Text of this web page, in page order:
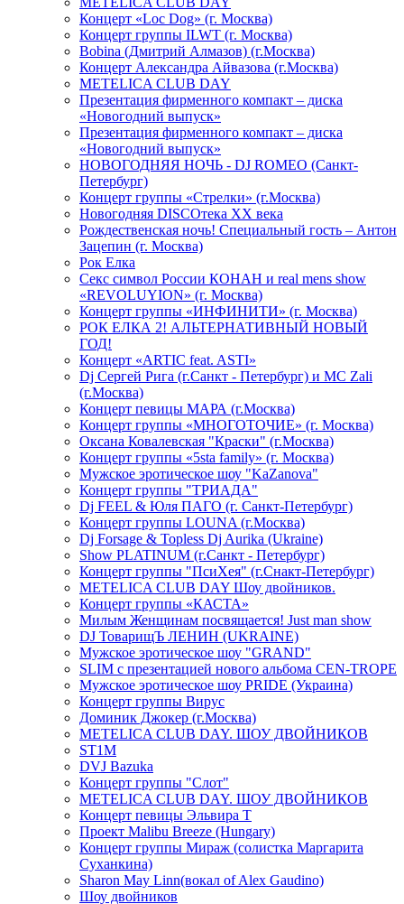
Концерт «Loc Dog» (г. Москва)
Концерт группы ILWT (г. Москва)
Bobina (Дмитрий Алмазов) (г.Москва)
Концерт Александра Айвазова (г.Москва)
METELICA CLUB DAY
Презентация фирменного компакт – диска
«Новогодний выпуск»
Презентация фирменного компакт – диска
«Новогодний выпуск»
НОВОГОДНЯЯ НОЧЬ - DJ ROMEO (Санкт-
Петербург)
Концерт группы «Стрелки» (г.Москва)
Новогодняя DISCOтека ХХ века
Рождественская ночь! Специальный гость – Антон
Зацепин (г. Москва)
Рок Елка
Секс символ России КОНАН и real mens show
«REVOLUYION» (г. Москва)
Концерт группы «ИНФИНИТИ» (г. Москва)
РОК ЕЛКА 2! АЛЬТЕРНАТИВНЫЙ НОВЫЙ
ГОД!
Концерт «ARTIC feat. ASTI»
Dj Сергей Рига (г.Санкт - Петербург) и MC Zali
(г.Москва)
Концерт певицы МАРА (г.Москва)
Концерт группы «МНОГОТОЧИЕ» (г. Москва)
Оксана Ковалевская "Краски" (г.Москва)
Концерт группы «5sta family» (г. Москва)
Мужское эротическое шоу "KaZanova"
Концерт группы "ТРИАДА"
Dj FEEL & Юля ПАГО (г. Санкт-Петербург)
Концерт группы LOUNA (г.Москва)
Dj Forsage & Topless Dj Aurika (Ukraine)
Show PLATINUM (г.Санкт - Петербург)
Концерт группы "ПсиХея" (г.Снакт-Петербург)
METELICA CLUB DAY Шоу двойников.
Концерт группы «КАСТА»
Милым Женщинам посвящается! Just man show
DJ ТоварищЪ ЛЕНИН (UKRAINE)
Мужское эротическое шоу "GRAND"
SLIM с презентацией нового альбома CEN-TROPE
Мужское эротическое шоу PRIDE (Украина)
Концерт группы Вирус
Доминик Джокер (г.Москва)
METELICA CLUB DAY. ШОУ ДВОЙНИКОВ
ST1M
DVJ Bazuka
Концерт группы "Слот"
METELICA CLUB DAY. ШОУ ДВОЙНИКОВ
Концерт певицы Эльвира Т
Проект Malibu Breeze (Hungary)
Концерт группы Мираж (солистка Маргарита
Суханкина)
Sharon May Linn(вокал of Alex Gaudino)
Шоу двойников